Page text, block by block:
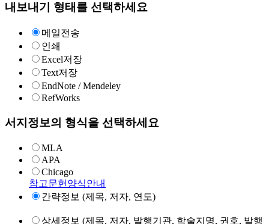
내보내기 형태를 선택하세요
메일전송
인쇄
Excel저장
Text저장
EndNote / Mendeley
RefWorks
서지정보의 형식을 선택하세요
MLA
APA
Chicago
참고문헌양식안내
간략정보 (제목, 저자, 연도)
상세정보 (제목, 저자, 발행기관, 학술지명, 권호, 발행